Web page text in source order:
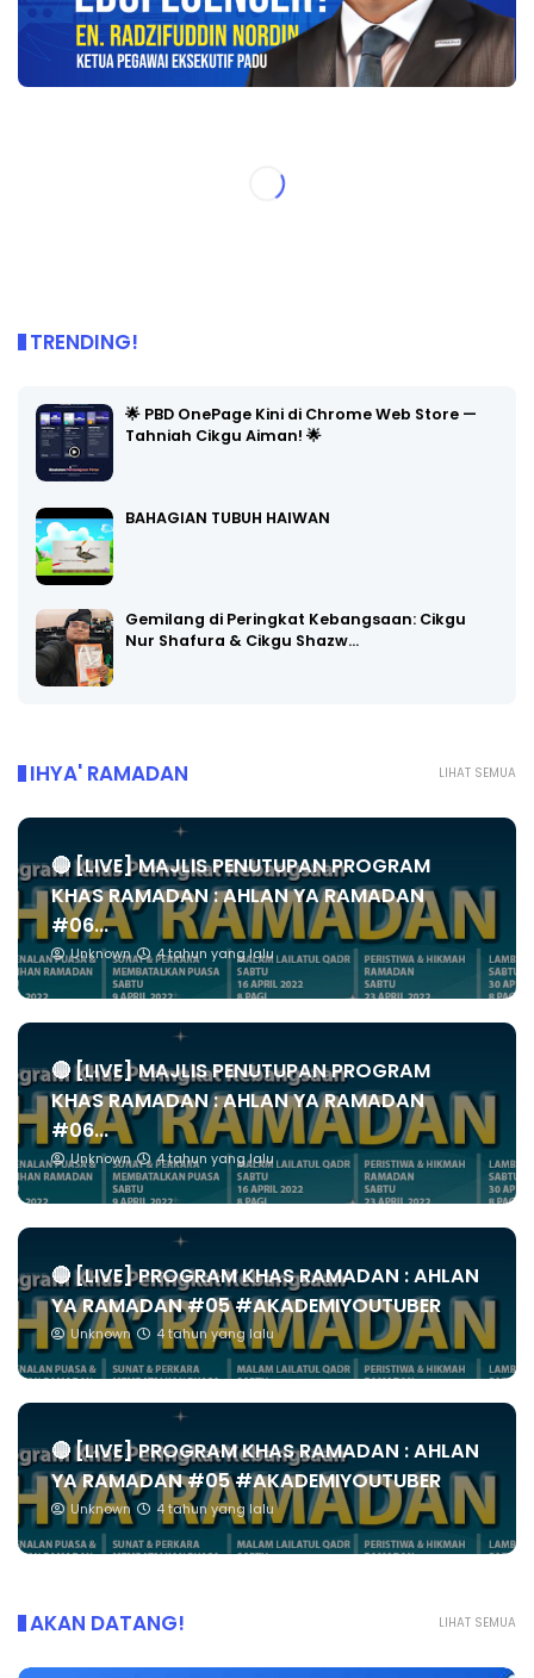
TRENDING!
🌟 PBD OnePage Kini di Chrome Web Store —
Tahniah Cikgu Aiman! 🌟
BAHAGIAN TUBUH HAIWAN
Gemilang di Peringkat Kebangsaan: Cikgu
Nur Shafura & Cikgu Shazw…
LIHAT SEMUA
IHYA' RAMADAN
🔴 [LIVE] MAJLIS PENUTUPAN PROGRAM
KHAS RAMADAN : AHLAN YA RAMADAN
#06...
Unknown 4 tahun yang lalu
🔴 [LIVE] MAJLIS PENUTUPAN PROGRAM
KHAS RAMADAN : AHLAN YA RAMADAN
#06...
Unknown 4 tahun yang lalu
🔴 [LIVE] PROGRAM KHAS RAMADAN : AHLAN
YA RAMADAN #05 #AKADEMIYOUTUBER
Unknown 4 tahun yang lalu
🔴 [LIVE] PROGRAM KHAS RAMADAN : AHLAN
YA RAMADAN #05 #AKADEMIYOUTUBER
Unknown 4 tahun yang lalu
LIHAT SEMUA
AKAN DATANG!